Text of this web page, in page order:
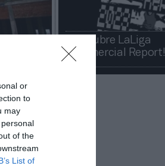
or
to
may
of the
List of
¡Descubre LaLiga
Commercial Report!​​